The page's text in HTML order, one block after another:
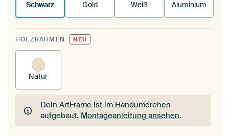
Schwarz Gold Weiß Aluminium
HOLZRAHMEN NEU
Natur
Dein ArtFrame ist im Handumdrehen
aufgebaut. Montageanleitung ansehen.